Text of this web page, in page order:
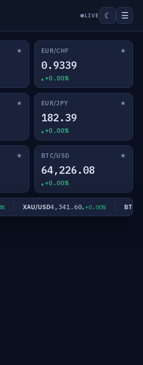
LIVE ☾ ☰
★ EUR/CHF ★
0.9339
+0.00%
★ EUR/JPY ★
182.39
+0.00%
★ BTC/USD ★
64,226.08
+0.00%
XAU/USD4,341.60 +0.00% BTC/